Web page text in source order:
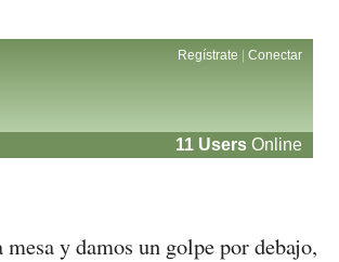
Regístrate Conectar
11 Users Online
y damos un golpe por debajo,